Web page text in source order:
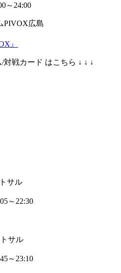
～24:00
PIVOX広島
』
対戦カード はこちら ↓ ↓ ↓
サル
～22:30
サル
～23:10